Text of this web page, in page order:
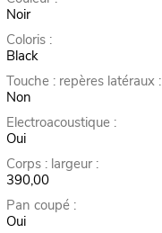
Noir
Coloris :
Black
Touche : repères latéraux :
Non
Electroacoustique :
Oui
Corps : largeur :
390,00
Pan coupé :
Oui